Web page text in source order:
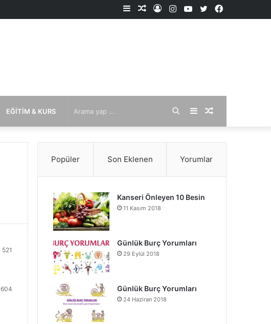
Facebook
X
YouTube
Instagram
Kayıt
Rastgele
Kenar
EĞITIM & KURS Rastgele
Makale
Kenar
Bölmesi
Arama
yap
521
604
Popüler Son Eklenen Yorumlar
Kanseri Önleyen 10 Besin
11 Kasım 2018
Günlük Burç Yorumları
29 Eylül 2018
Günlük Burç Yorumları
24 Haziran 2018